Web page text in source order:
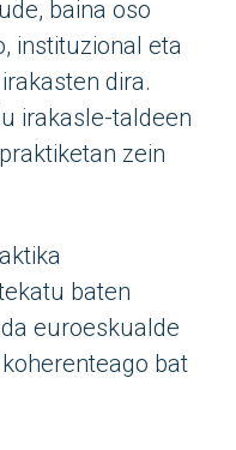
baina oso
instituzional eta
dira.
irakasle-taldeen
zein
baten
euroeskualde
bat